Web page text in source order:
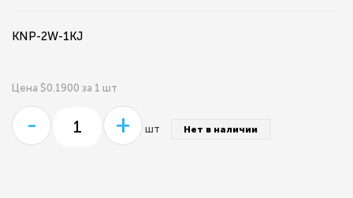
KNP-2W-1KJ
Цена $0.1900 за 1 шт
- + шт Нет в наличии